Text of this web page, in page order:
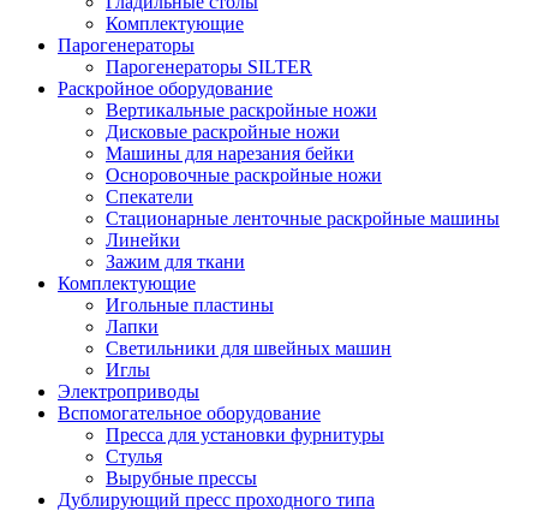
Комплектующие
Парогенераторы
Парогенераторы SILTER
Раскройное оборудование
Вертикальные раскройные ножи
Дисковые раскройные ножи
Машины для нарезания бейки
Осноровочные раскройные ножи
Спекатели
Стационарные ленточные раскройные машины
Линейки
Зажим для ткани
Комплектующие
Игольные пластины
Лапки
Светильники для швейных машин
Иглы
Электроприводы
Вспомогательное оборудование
Пресса для установки фурнитуры
Стулья
Вырубные прессы
Дублирующий пресс проходного типа